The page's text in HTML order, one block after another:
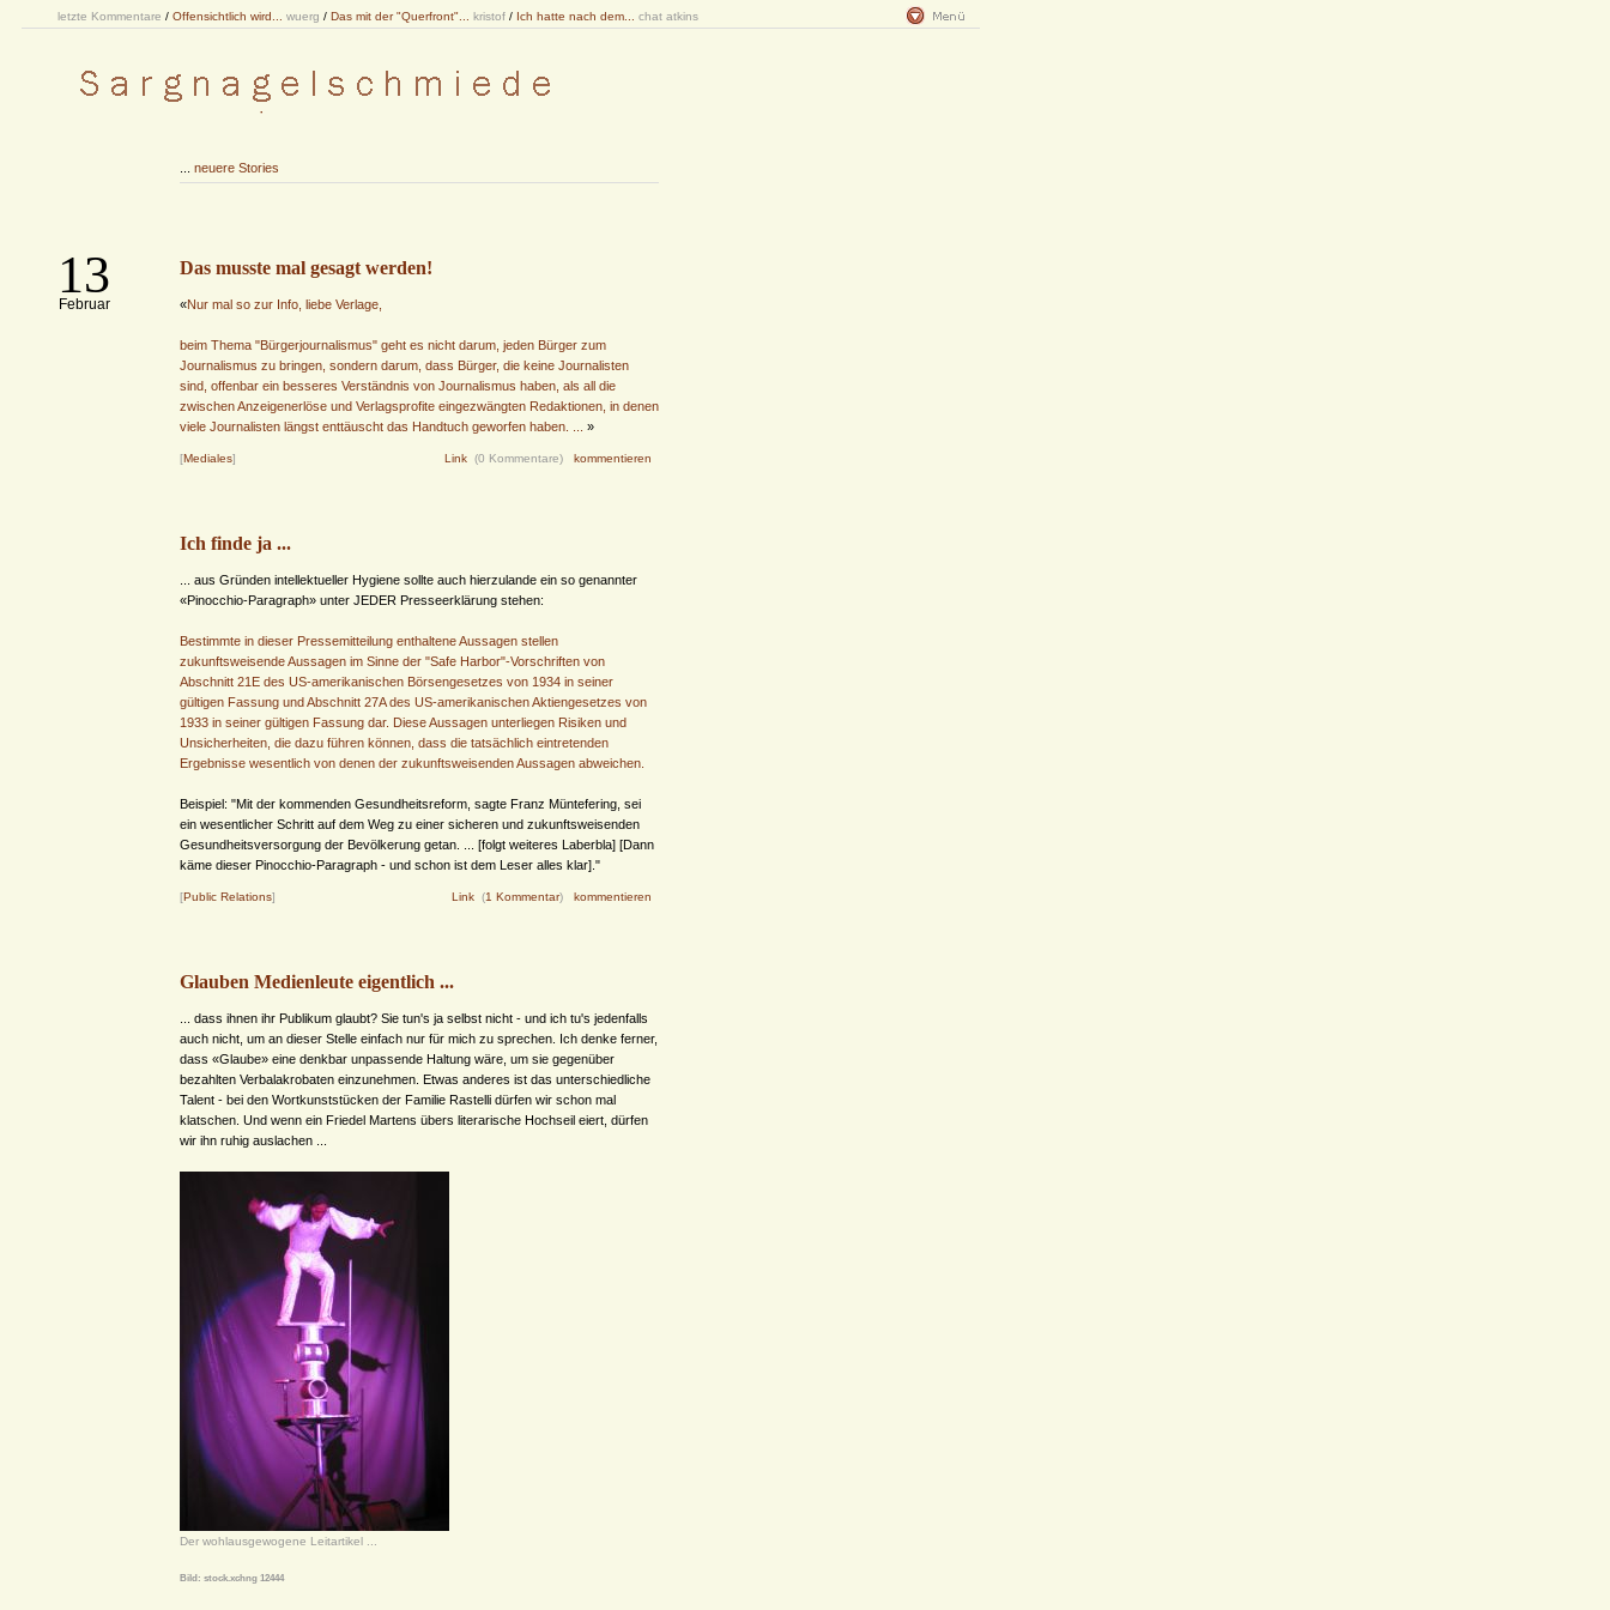
letzte Kommentare / Offensichtlich wird... wuerg / Das mit der "Querfront"... kristof / Ich hatte nach dem... chat atkins
neuere Stories
13
Februar
Das musste mal gesagt werden!
«Nur mal so zur Info, liebe Verlage,
beim Thema "Bürgerjournalismus" geht es nicht darum, jeden Bürger zum
Journalismus zu bringen, sondern darum, dass Bürger, die keine Journalisten
sind, offenbar ein besseres Verständnis von Journalismus haben, als all die
zwischen Anzeigenerlöse und Verlagsprofite eingezwängten Redaktionen, in denen
viele Journalisten längst enttäuscht das Handtuch geworfen haben. ... »
[Mediales] Link (0 Kommentare) kommentieren
Ich finde ja ...
... aus Gründen intellektueller Hygiene sollte auch hierzulande ein so genannter
«Pinocchio-Paragraph» unter JEDER Presseerklärung stehen:
Bestimmte in dieser Pressemitteilung enthaltene Aussagen stellen
zukunftsweisende Aussagen im Sinne der "Safe Harbor"-Vorschriften von
Abschnitt 21E des US-amerikanischen Börsengesetzes von 1934 in seiner
gültigen Fassung und Abschnitt 27A des US-amerikanischen Aktiengesetzes von
1933 in seiner gültigen Fassung dar. Diese Aussagen unterliegen Risiken und
Unsicherheiten, die dazu führen können, dass die tatsächlich eintretenden
Ergebnisse wesentlich von denen der zukunftsweisenden Aussagen abweichen.
Beispiel: "Mit der kommenden Gesundheitsreform, sagte Franz Müntefering, sei
ein wesentlicher Schritt auf dem Weg zu einer sicheren und zukunftsweisenden
Gesundheitsversorgung der Bevölkerung getan. ... [folgt weiteres Laberbla] [Dann
käme dieser Pinocchio-Paragraph - und schon ist dem Leser alles klar]."
[Public Relations] Link (1 Kommentar) kommentieren
Glauben Medienleute eigentlich ...
... dass ihnen ihr Publikum glaubt? Sie tun's ja selbst nicht - und ich tu's jedenfalls
auch nicht, um an dieser Stelle einfach nur für mich zu sprechen. Ich denke ferner,
dass «Glaube» eine denkbar unpassende Haltung wäre, um sie gegenüber
bezahlten Verbalakrobaten einzunehmen. Etwas anderes ist das unterschiedliche
Talent - bei den Wortkunststücken der Familie Rastelli dürfen wir schon mal
klatschen. Und wenn ein Friedel Martens übers literarische Hochseil eiert, dürfen
wir ihn ruhig auslachen ...
Der wohlausgewogene Leitartikel ...
Bild: stock.xchng 12444